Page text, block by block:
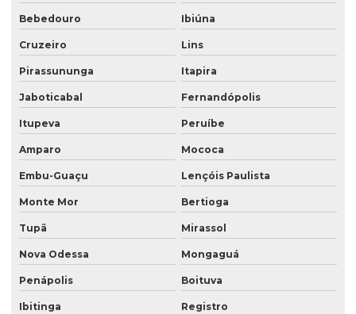
Saco valvulado laminado
Saco valvulado laminado de rafia
Saco valvulado lateral
Saco valvulado com manga externa
Saco valvulado multifolhado
Saco valvulado de papel
Saco valvulado polipropileno
Saco valvulado produto quimico
Saco valvulado de rafia
Saco valvulado rafia transparente
Bebedouro Ibiúna
Cruzeiro Lins
Pirassununga Itapira
Jaboticabal Fernandópolis
Itupeva Peruíbe
Amparo Mococa
Embu-Guaçu Lençóis Paulista
Monte Mor Bertioga
Tupã Mirassol
Nova Odessa Mongaguá
Penápolis Boituva
Ibitinga Registro